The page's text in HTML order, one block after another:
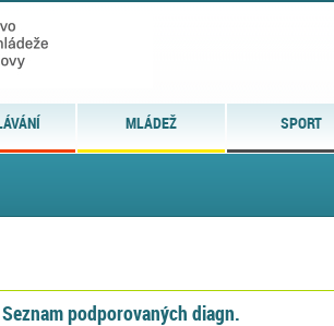
MLÁDEŽ SPORT
podporovaných diagn.